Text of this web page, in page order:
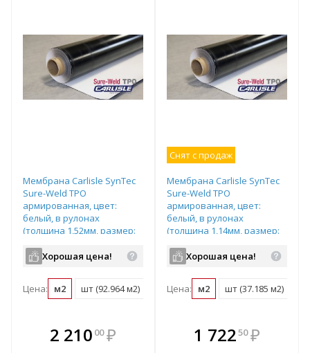
Мембрана Carlisle SynTec
Sure-Weld TPO
армированная, цвет:
белый, в рулонах
(толщина 1,52мм, размер:
арт.300438
Хорошая цена!
Цена: м2 шт (92.964 м2)
2 210 00 ₽
В комплекте
всегда выгоднее!
Снят с продаж
Мембрана Carlisle SynTec
Sure-Weld TPO
армированная, цвет:
белый, в рулонах
(толщина 1,14мм, размер:
арт.300425
Хорошая цена!
Цена: м2 шт (37.185 м2)
В комплекте
всегда выгоднее!
1 72250 ₽